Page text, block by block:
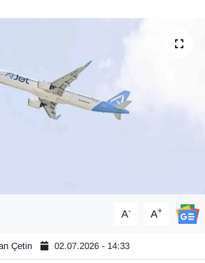
A- A+
Çetin 02.07.2026 - 14:33